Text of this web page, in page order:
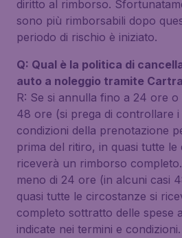
diritto al rimborso.
sono più rimborsabili dopo
periodo di rischio è iniziato.
Q: Qual è la politica di
auto a noleggio tramite
R: Se si annulla fino a 24 ore
48 ore (si prega di controllare i
condizioni della prenotazione
prima del ritiro, in quasi tutte le
riceverà un rimborso
meno di 24 ore (in alcuni casi
quasi tutte le circostanze si
completo sottratto delle spese
indicate nei termini e